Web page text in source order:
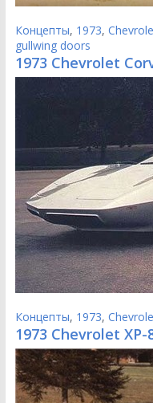
Концепты, 1973,
gullwing doors
1973 Chevrolet
Концепты, 1973,
1973 Chevrolet XP-